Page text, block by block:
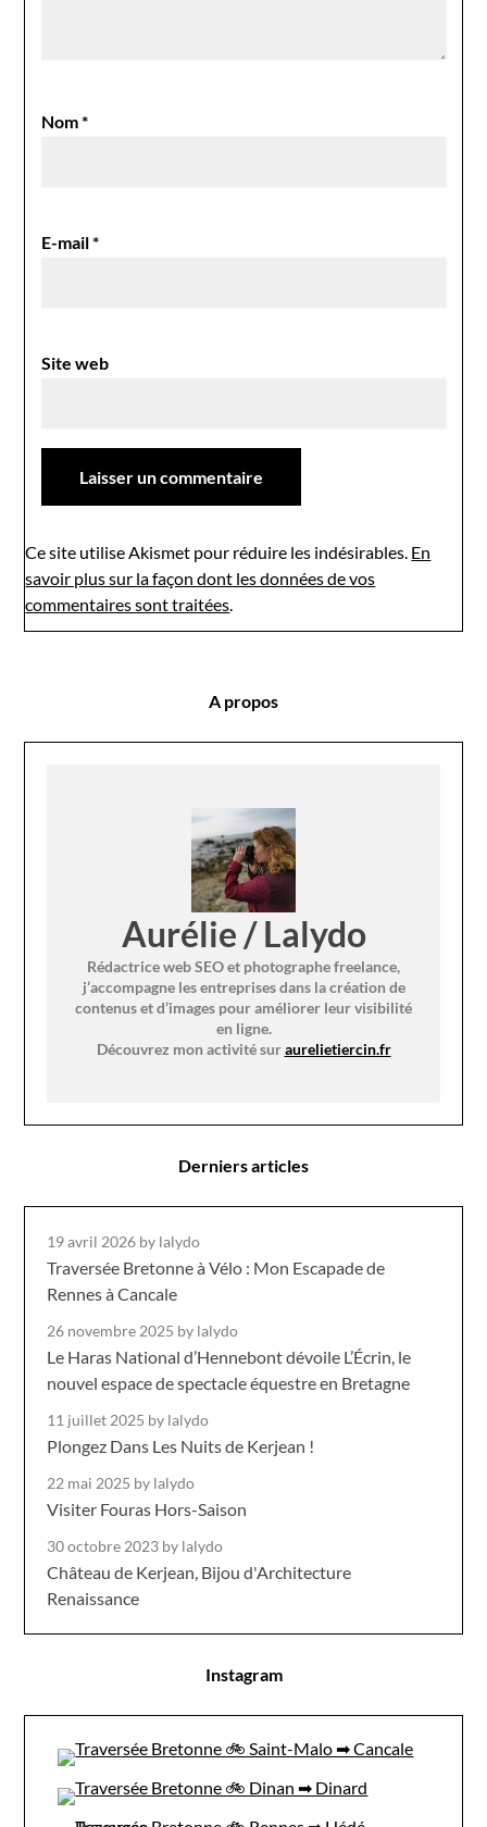
Nom*
E-mail*
Site web
Ce site utilise Akismet pour réduire les indésirables. En
savoir plus sur la façon dont les données de vos
commentaires sont traitées.
A propos
Aurélie / Lalydo
Rédactrice web SEO et photographe freelance,
j’accompagne les entreprises dans la création de
contenus et d’images pour améliorer leur visibilité
en ligne.
Découvrez mon activité suraurelietiercin.fr
Derniers articles
19 avril 2026 by lalydo
Traversée Bretonne à Vélo : Mon Escapade de
Rennes à Cancale
26 novembre 2025 by lalydo
Le Haras National d’Hennebont dévoile L’Écrin, le
nouvel espace de spectacle équestre en Bretagne
11 juillet 2025 by lalydo
Plongez Dans Les Nuits de Kerjean !
22 mai 2025 by lalydo
Visiter Fouras Hors-Saison
30 octobre 2023 by lalydo
Château de Kerjean, Bijou d'Architecture
Renaissance
Instagram